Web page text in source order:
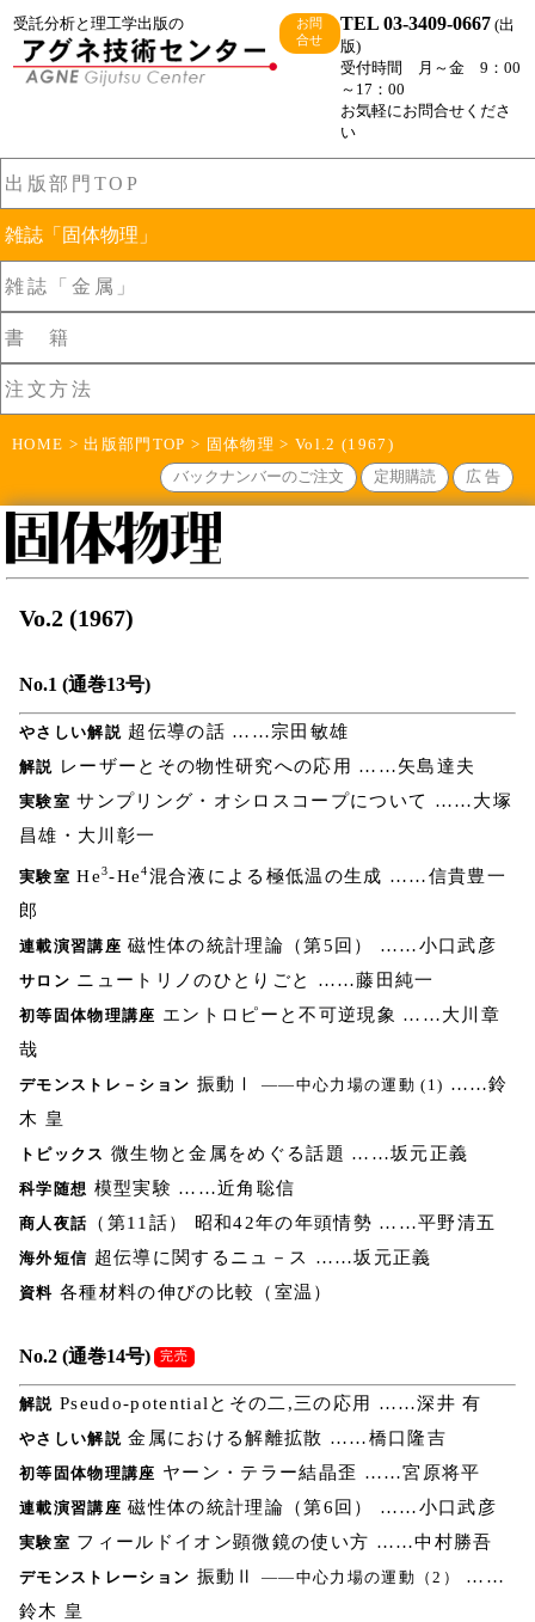
受託分析と理工学出版の
お問
合せ
TEL 03-3409-0667(出
版)
受付時間 月～金 9：00
～17：00
お気軽にお問合せくださ
い
出版部門TOP
雑誌「固体物理」
雑誌「金属」
書 籍
注文方法
HOME >出版部門TOP > 固体物理 > Vol.2 (1967)
バックナンバーのご注文
定期購読 広 告
Vo.2 (1967)
No.1 (通巻13号)
やさしい解説 超伝導の話 ……宗田敏雄
解説 レーザーとその物性研究への応用 ……矢島達夫
実験室 サンプリング・オシロスコープについて ……大塚
昌雄・大川彰一
実験室 He3-He4混合液による極低温の生成 ……信貴豊一
郎
連載演習講座 磁性体の統計理論（第5回） ……小口武彦
サロン ニュートリノのひとりごと ……藤田純一
初等固体物理講座 エントロピーと不可逆現象 ……大川章
哉
デモンストレ－ション 振動Ⅰ ――中心力場の運動 (1) ……鈴
木 皇
トピックス 微生物と金属をめぐる話題 ……坂元正義
科学随想 模型実験 ……近角聡信
商人夜話 （第11話） 昭和42年の年頭情勢 ……平野清五
海外短信 超伝導に関するニュ－ス ……坂元正義
資料 各種材料の伸びの比較（室温）
No.2 (通巻14号) 完売
解説 Pseudo-potentialとその二,三の応用 ……深井 有
やさしい解説 金属における解離拡散 ……橋口隆吉
初等固体物理講座 ヤーン・テラー結晶歪 ……宮原将平
連載演習講座 磁性体の統計理論（第6回） ……小口武彦
実験室 フィールドイオン顕微鏡の使い方 ……中村勝吾
デモンストレーション 振動Ⅱ ――中心力場の運動（2）
……
鈴木 皇